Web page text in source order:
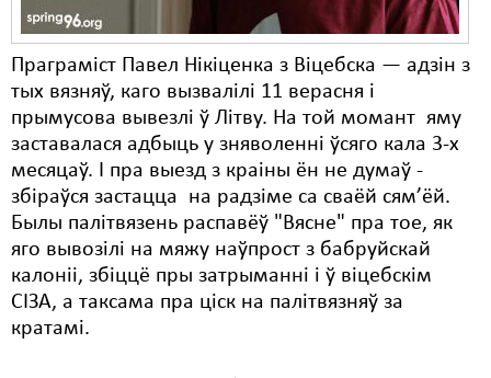
Праграміст Павел Нікіценка з Віцебска — адзін з
тых вязняў, каго вызвалілі 11 верасня і
прымусова вывезлі ў Літву. На той момант яму
заставалася адбыць у зняволенні ўсяго кала 3-х
месяцаў. І пра выезд з краіны ён не думаў -
збіраўся застацца на радзіме са сваёй сям’ёй.
Былы палітвязень распавёў "Вясне" пра тое, як
яго вывозілі на мяжу наўпрост з бабруйскай
калоніі, збіццё пры затрыманні і ў віцебскім
СІЗА, а таксама пра ціск на палітвязняў за
кратамі.
ЛПП
Мігранты
Палітвязьні
Праваабаронцы
Правы дзіцяці
Пэнітэнцыярная сыстэма
Распальваньне варожасьці